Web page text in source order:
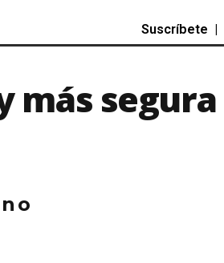
Suscríbete |
más segura